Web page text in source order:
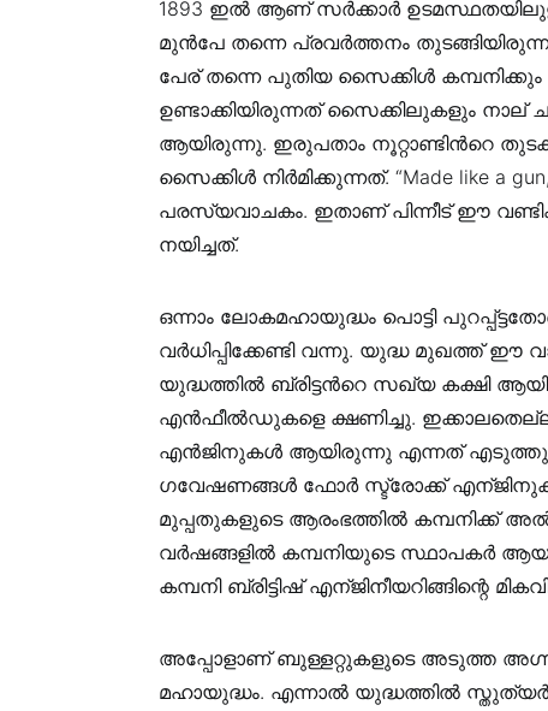
1893 ഇല്‍ ആണ് സര്‍ക്കാര്‍
മുന്‍പേ തന്നെ പ്രവര്‍ത്തനം
പേര് തന്നെ പുതിയ സൈക്കിള്‍
ഉണ്ടാക്കിയിരുന്നത് സൈക്കിലുകളും നാല്
ആയിരുന്നു. ഇരുപതാം നൂറ്റാണ്ടിന്‍റെ
സൈക്കിള്‍ നിര്‍മിക്കുന്നത്. “Made like a
പരസ്യവാചകം. ഇതാണ് പിന്നീട് ഈ
നയിച്ചത്.
ഒന്നാം ലോകമഹായുദ്ധം പൊട്ടി
വര്‍ധിപ്പിക്കേണ്ടി വന്നു. യുദ്ധ മുഖത്ത്
യുദ്ധത്തില്‍ ബ്രിട്ടന്‍റെ സഖ്യ കക്ഷി
എൻഫീൽഡുകളെ ക്ഷണിച്ചു.
എന്‍ജിനുകള്‍ ആയിരുന്നു എന്നത് എടുത്തു
ഗവേഷണങ്ങള്‍ ഫോര്‍ സ്ട്രോക്ക്
മുപ്പതുകളുടെ ആരംഭത്തില്‍ കമ്പനിക്ക്
വര്‍ഷങ്ങളില്‍ കമ്പനിയുടെ സ്ഥാപകര്‍ ആയ
കമ്പനി ബ്രിട്ടിഷ് എന്ജിനീയറിങ്ങിന്റെ
അപ്പോളാണ് ബുള്ളറ്റുകളുടെ അടുത്ത
മഹായുദ്ധം. എന്നാൽ യുദ്ധത്തില്‍